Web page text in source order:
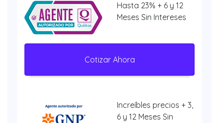
Hasta 23% + 6 y 12
Meses Sin Intereses
Cotizar Ahora
Increíbles precios + 3,
6 y 12 Meses Sin